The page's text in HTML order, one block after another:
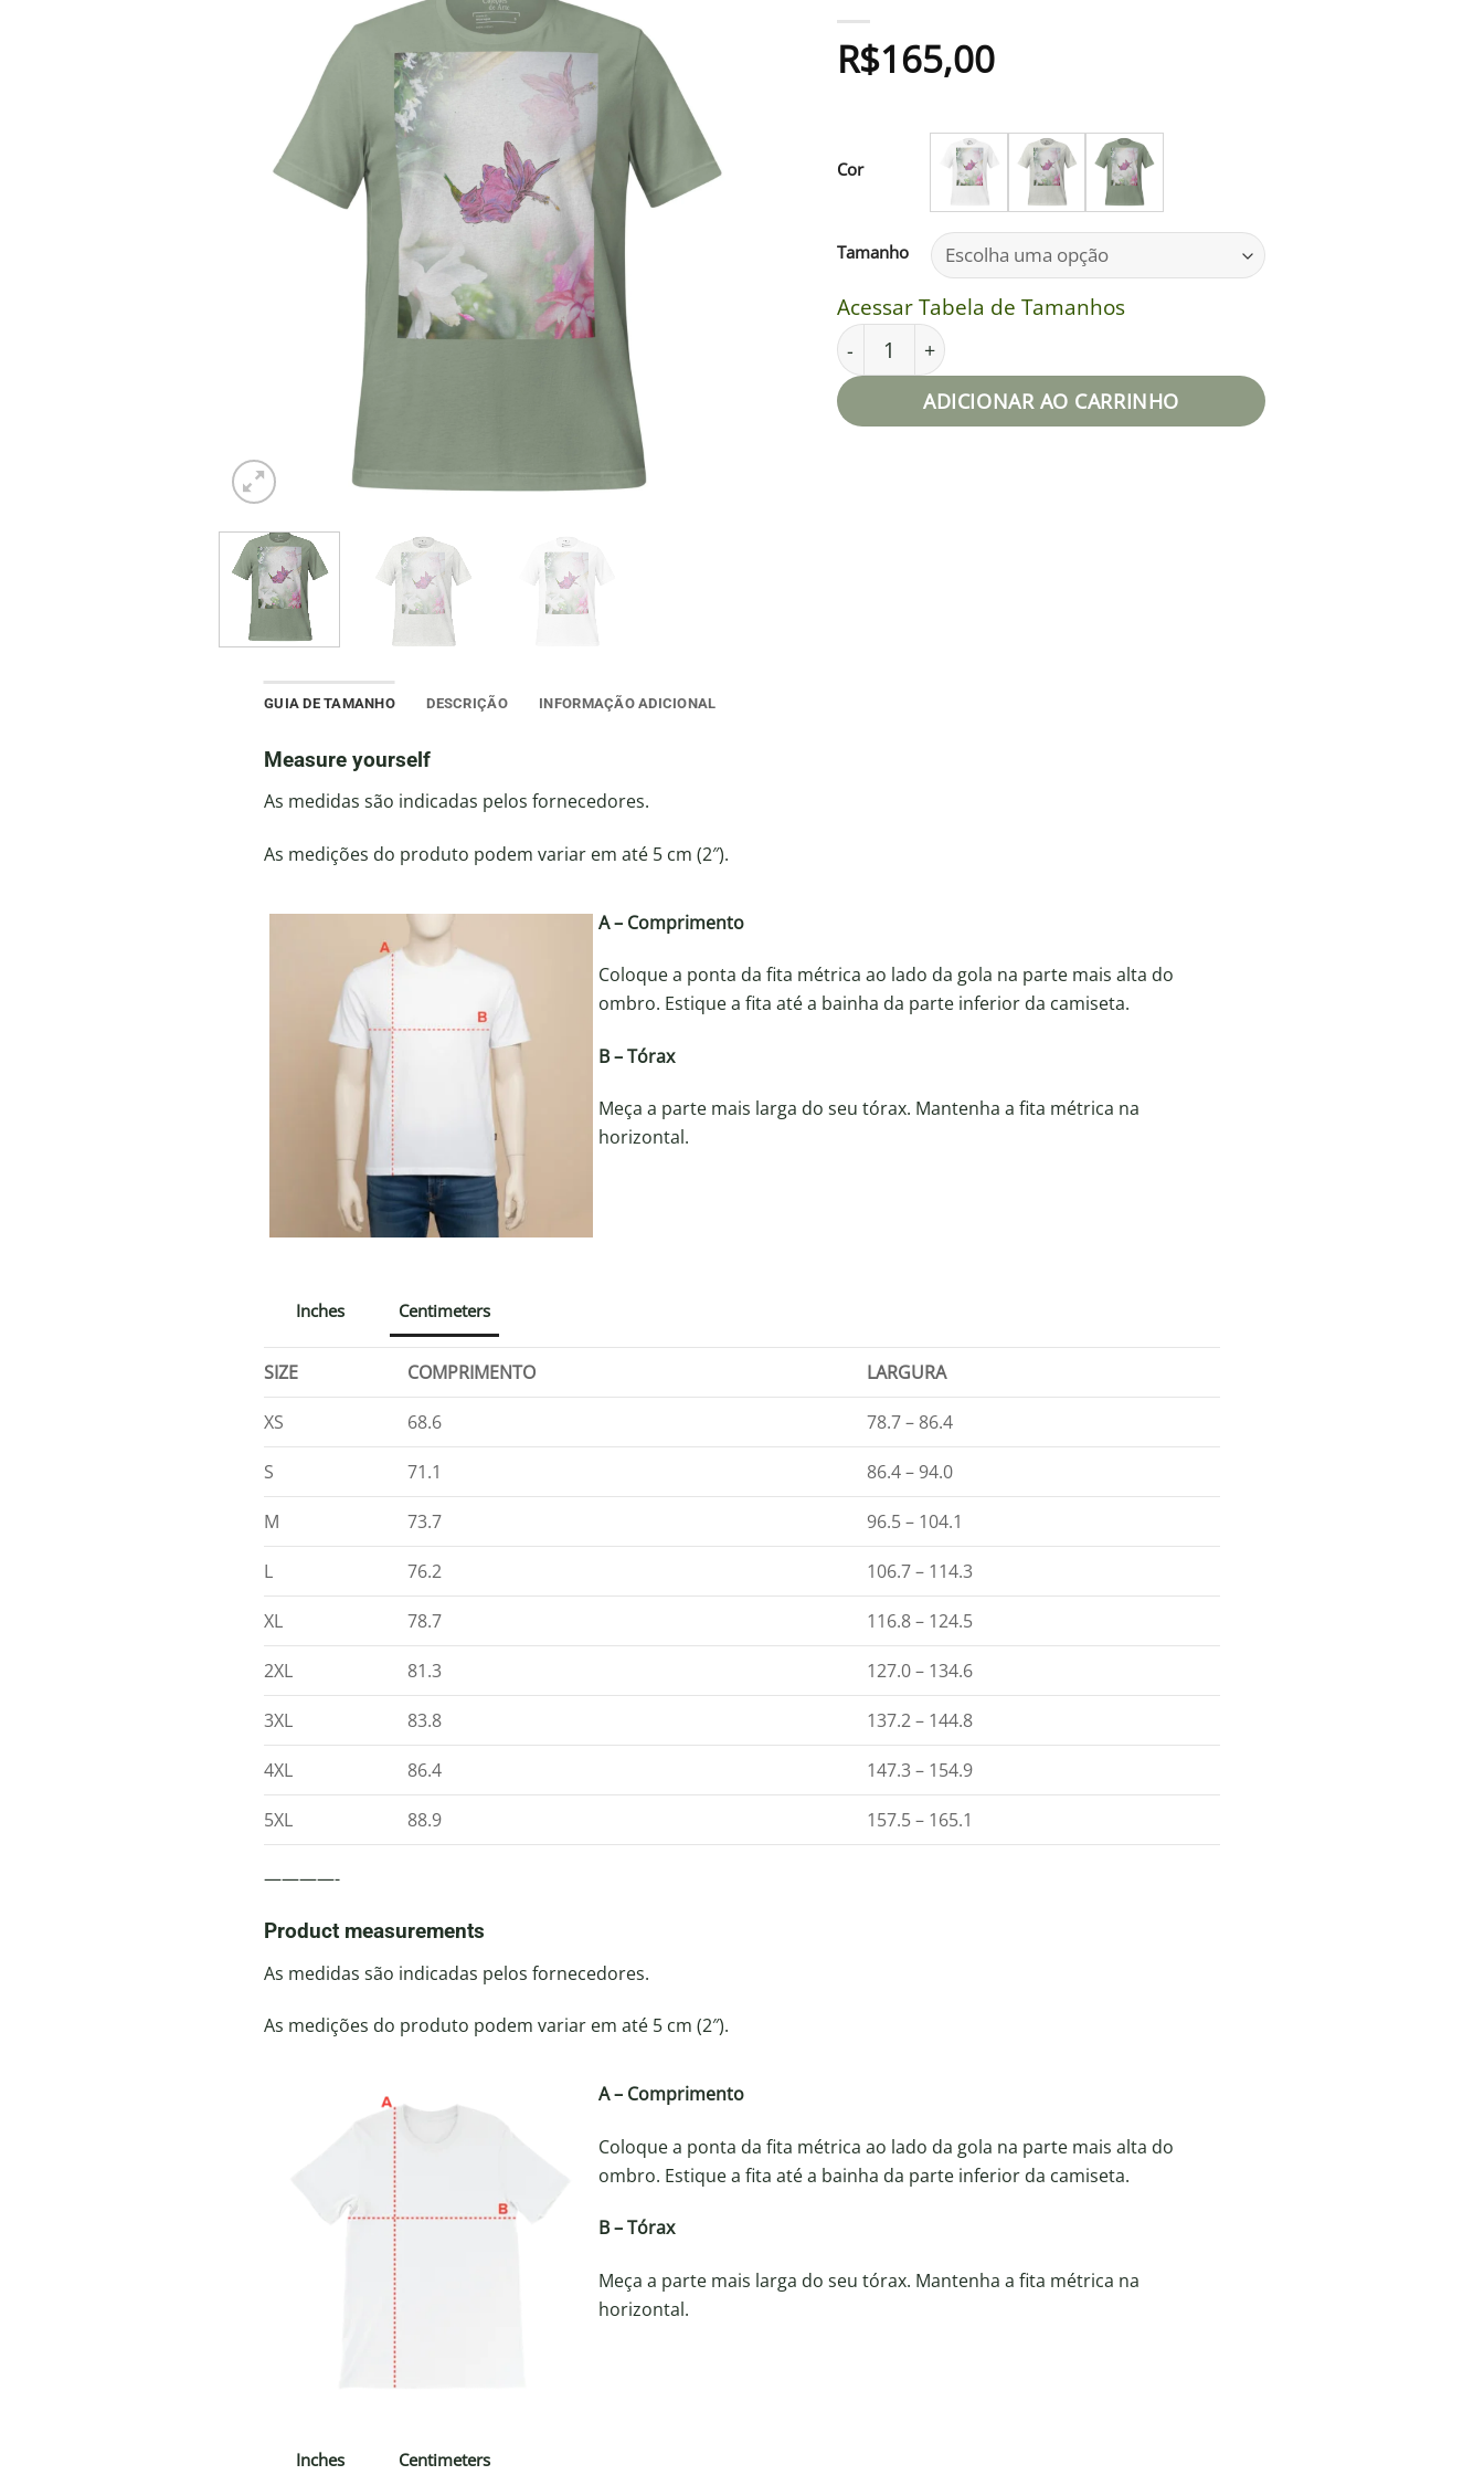
R$165,00
Cor
Tamanho
Acessar Tabela de Tamanhos
Camiseta unissex quantidade
ADICIONAR AO CARRINHO
GUIA DE TAMANHO DESCRIÇÃO INFORMAÇÃO ADICIONAL
Measure yourself
As medidas são indicadas pelos fornecedores.
As medições do produto podem variar em até 5 cm (2″).
A – Comprimento
Coloque a ponta da fita métrica ao lado da gola na parte mais alta do
ombro. Estique a fita até a bainha da parte inferior da camiseta.
B – Tórax
Meça a parte mais larga do seu tórax. Mantenha a fita métrica na
horizontal.
Inches Centimeters
SIZE COMPRIMENTO LARGURA
XS 68.6 78.7 – 86.4
S 71.1 86.4 – 94.0
M 73.7 96.5 – 104.1
L 76.2 106.7 – 114.3
XL 78.7 116.8 – 124.5
2XL 81.3 127.0 – 134.6
3XL 83.8 137.2 – 144.8
4XL 86.4 147.3 – 154.9
5XL 88.9 157.5 – 165.1
————-
Product measurements
As medidas são indicadas pelos fornecedores.
As medições do produto podem variar em até 5 cm (2″).
A – Comprimento
Coloque a ponta da fita métrica ao lado da gola na parte mais alta do
ombro. Estique a fita até a bainha da parte inferior da camiseta.
B – Tórax
Meça a parte mais larga do seu tórax. Mantenha a fita métrica na
horizontal.
Inches Centimeters